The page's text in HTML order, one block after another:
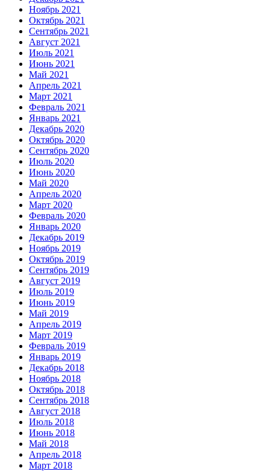
Ноябрь 2021
Октябрь 2021
Сентябрь 2021
Август 2021
Июль 2021
Июнь 2021
Май 2021
Апрель 2021
Март 2021
Февраль 2021
Январь 2021
Декабрь 2020
Октябрь 2020
Сентябрь 2020
Июль 2020
Июнь 2020
Май 2020
Апрель 2020
Март 2020
Февраль 2020
Январь 2020
Декабрь 2019
Ноябрь 2019
Октябрь 2019
Сентябрь 2019
Август 2019
Июль 2019
Июнь 2019
Май 2019
Апрель 2019
Март 2019
Февраль 2019
Январь 2019
Декабрь 2018
Ноябрь 2018
Октябрь 2018
Сентябрь 2018
Август 2018
Июль 2018
Июнь 2018
Май 2018
Апрель 2018
Март 2018